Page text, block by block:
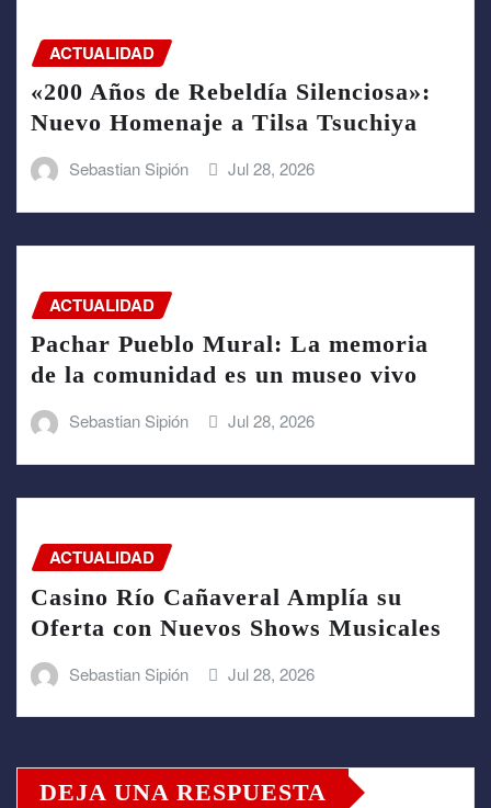
ACTUALIDAD
«200 Años de Rebeldía Silenciosa»:
Nuevo Homenaje a Tilsa Tsuchiya
Sebastian Sipión Jul 28, 2026
ACTUALIDAD
Pachar Pueblo Mural: La memoria
de la comunidad es un museo vivo
Sebastian Sipión Jul 28, 2026
ACTUALIDAD
Casino Río Cañaveral Amplía su
Oferta con Nuevos Shows Musicales
Sebastian Sipión Jul 28, 2026
DEJA UNA RESPUESTA